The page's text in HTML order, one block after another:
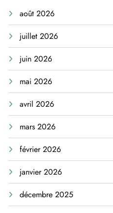
août 2026
juillet 2026
juin 2026
mai 2026
avril 2026
mars 2026
février 2026
janvier 2026
décembre 2025